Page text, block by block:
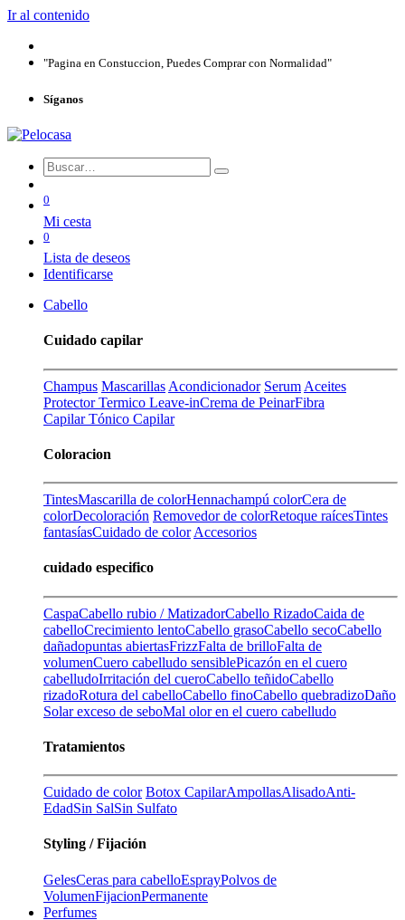
Ir al contenido
"Pagina en Constuccion, Puedes Comprar con Normalidad"
Síganos
0
Mi cesta
0
Lista de deseos
Identificarse
Cabello
Cuidado capilar
Champus Mascarillas Acondicionador Serum Aceites
Protector Termico Leave-inCrema de PeinarFibra
CapilarTónico Capilar
Coloracion
TintesMascarilla de colorHennachampú colorCera de
colorDecoloración Removedor de colorRetoque raícesTintes
fantasíasCuidado de color Accesorios
cuidado especifico
CaspaCabello rubio / MatizadorCabello RizadoCaida de
cabelloCrecimiento lentoCabello grasoCabello secoCabello
dañadopuntas abiertasFrizzFalta de brilloFalta de
volumenCuero cabelludo sensiblePicazón en el cuero
cabelludoIrritación del cueroCabello teñidoCabello
rizadoRotura del cabelloCabello finoCabello quebradizoDaño
Solarexceso de seboMal olor en el cuero cabelludo
Tratamientos
Cuidado de color Botox CapilarAmpollasAlisadoAnti-
EdadSin SalSin Sulfato
Styling / Fijación
GelesCeras para cabelloEsprayPolvos de
VolumenFijacionPermanente
Perfumes